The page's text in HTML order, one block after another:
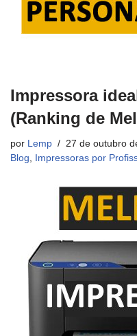
Impressora
(Ranking de
por Lemp
27 de outubro
Blog, Impressoras por